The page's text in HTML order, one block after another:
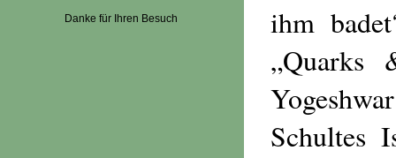
Danke für Ihren Besuch
ihm
„Quarks
Schultes